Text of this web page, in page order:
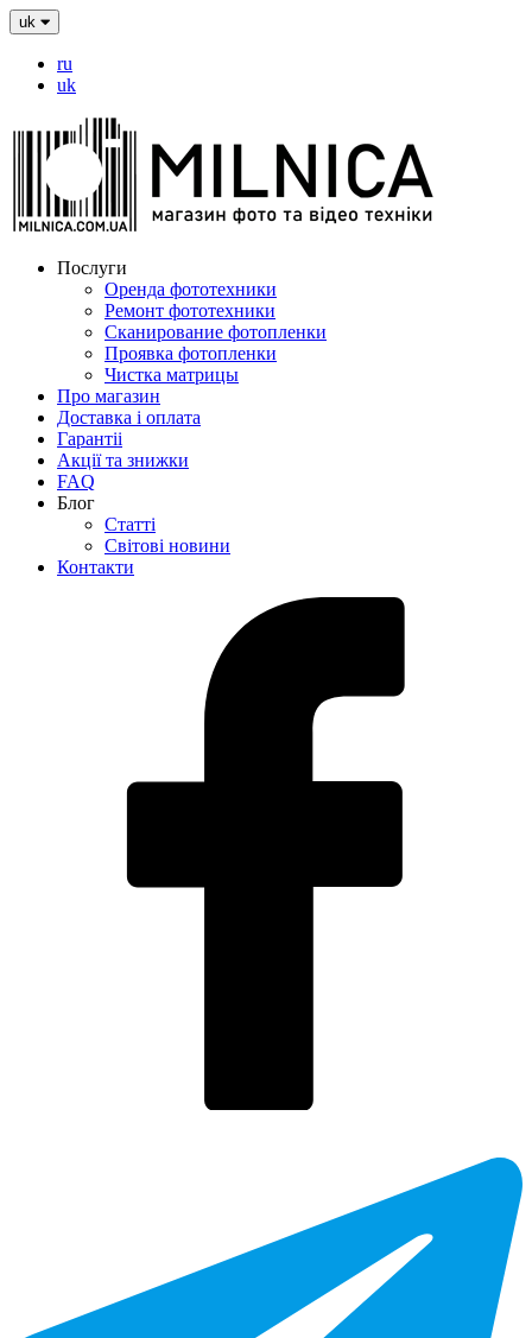
uk
ru
uk
Послуги
Оренда фототехники
Ремонт фототехники
Сканирование фотопленки
Проявка фотопленки
Чистка матрицы
Про магазин
Доставка і оплата
Гарантіі
Акції та знижки
FAQ
Блог
Статті
Світові новини
Контакти